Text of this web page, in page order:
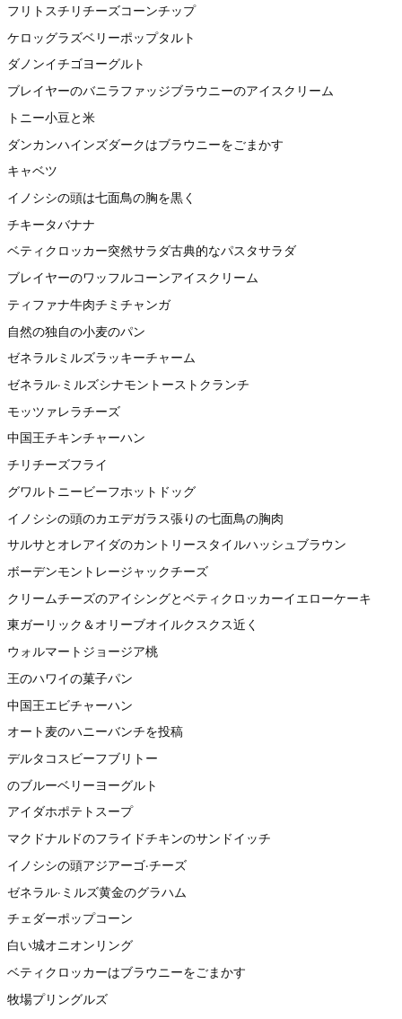
フリトスチリチーズコーンチップ
ケロッグラズベリーポップタルト
ダノンイチゴヨーグルト
ブレイヤーのバニラファッジブラウニーのアイスクリーム
トニー小豆と米
ダンカンハインズダークはブラウニーをごまかす
キャベツ
イノシシの頭は七面鳥の胸を黒く
チキータバナナ
ベティクロッカー突然サラダ古典的なパスタサラダ
ブレイヤーのワッフルコーンアイスクリーム
ティファナ牛肉チミチャンガ
自然の独自の小麦のパン
ゼネラルミルズラッキーチャーム
ゼネラル·ミルズシナモントーストクランチ
モッツァレラチーズ
中国王チキンチャーハン
チリチーズフライ
グワルトニービーフホットドッグ
イノシシの頭のカエデガラス張りの七面鳥の胸肉
サルサとオレアイダのカントリースタイルハッシュブラウン
ボーデンモントレージャックチーズ
クリームチーズのアイシングとベティクロッカーイエローケーキ
東ガーリック＆オリーブオイルクスクス近く
ウォルマートジョージア桃
王のハワイの菓子パン
中国王エビチャーハン
オート麦のハニーバンチを投稿
デルタコスビーフブリトー
のブルーベリーヨーグルト
アイダホポテトスープ
マクドナルドのフライドチキンのサンドイッチ
イノシシの頭アジアーゴ·チーズ
ゼネラル·ミルズ黄金のグラハム
チェダーポップコーン
白い城オニオンリング
ベティクロッカーはブラウニーをごまかす
牧場プリングルズ